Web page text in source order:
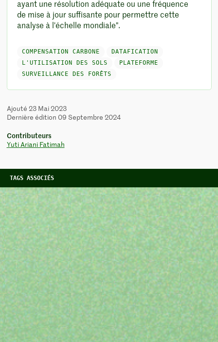
ayant une résolution adéquate ou une fréquence
de mise à jour suffisante pour permettre cette
analyse à l'échelle mondiale".
COMPENSATION CARBONE
DATAFICATION
L'UTILISATION DES SOLS
PLATEFORME
SURVEILLANCE DES FORÊTS
Ajouté 23 Mai 2023
Dernière édition 09 Septembre 2024
Contributeurs
Yuti Ariani Fatimah
TAGS ASSOCIÉS